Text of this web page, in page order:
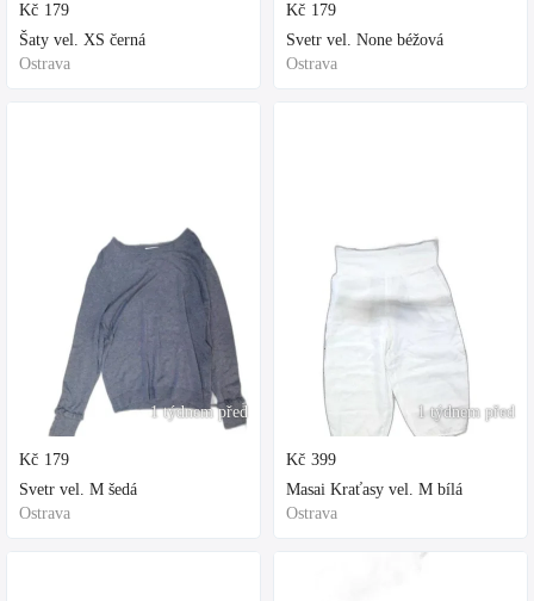
Kč 179
Šaty vel. XS černá
Ostrava
1 týdnem před
Kč 179
Svetr vel. M šedá
Ostrava
Kč 179
Svetr vel. None béžová
Ostrava
1 týdnem před
Kč 399
Masai Kraťasy vel. M bílá
Ostrava